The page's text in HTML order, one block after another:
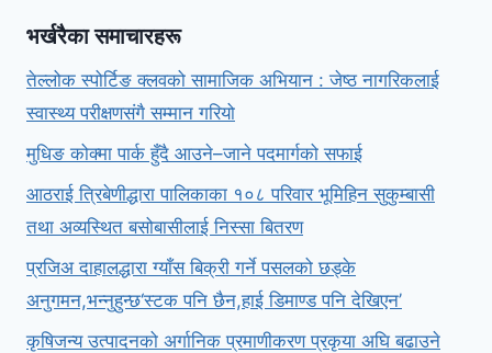
भर्खरैका समाचारहरू
तेल्लोक स्पोर्टिङ क्लवको सामाजिक अभियान : जेष्ठ नागरिकलाई
स्वास्थ्य परीक्षणसंगै सम्मान गरियो
मुधिङ कोक्मा पार्क हुँदै आउने–जाने पदमार्गको सफाई
आठराई त्रिबेणीद्धारा पालिकाका १०८ परिवार भूमिहिन सुकुम्बासी
तथा अव्यस्थित बसोबासीलाई निस्सा बितरण
प्रजिअ दाहालद्धारा ग्याँस बिक्री गर्ने पसलको छड्के
अनुगमन,भन्नुहुन्छ‘स्टक पनि छैन,हाई डिमाण्ड पनि देखिएन’
कृषिजन्य उत्पादनको अर्गानिक प्रमाणीकरण प्रकृया अघि बढाउने